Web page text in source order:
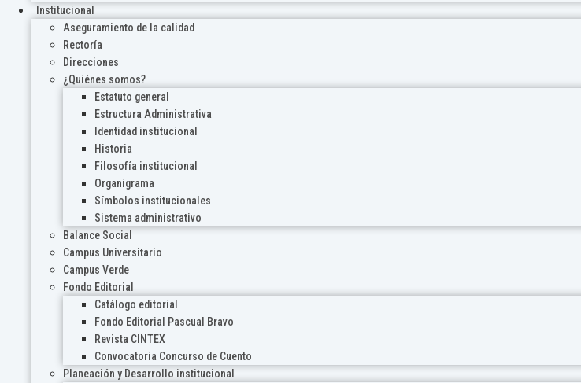
Institucional
Aseguramiento de la calidad
Rectoría
Direcciones
¿Quiénes somos?
Estatuto general
Estructura Administrativa
Identidad institucional
Historia
Filosofía institucional
Organigrama
Símbolos institucionales
Sistema administrativo
Balance Social
Campus Universitario
Campus Verde
Fondo Editorial
Catálogo editorial
Fondo Editorial Pascual Bravo
Revista CINTEX
Convocatoria Concurso de Cuento
Planeación y Desarrollo institucional